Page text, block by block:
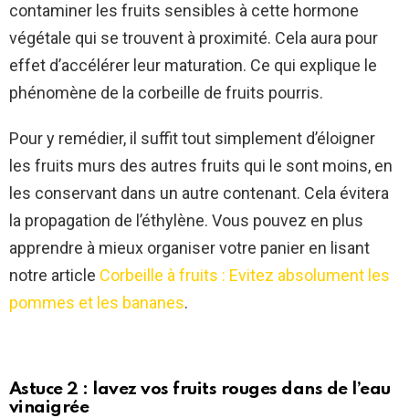
contaminer les fruits sensibles à cette hormone
végétale qui se trouvent à proximité. Cela aura pour
effet d’accélérer leur maturation. Ce qui explique le
phénomène de la corbeille de fruits pourris.
Pour y remédier, il suffit tout simplement d’éloigner
les fruits murs des autres fruits qui le sont moins, en
les conservant dans un autre contenant. Cela évitera
la propagation de l’éthylène. Vous pouvez en plus
apprendre à mieux organiser votre panier en lisant
notre article Corbeille à fruits : Evitez absolument les
pommes et les bananes.
Astuce 2 : lavez vos fruits rouges dans de l’eau
vinaigrée